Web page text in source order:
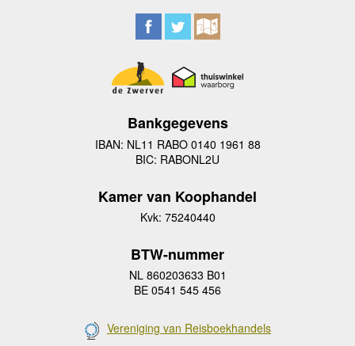
Bankgegevens
IBAN: NL11 RABO 0140 1961 88
BIC: RABONL2U
Kamer van Koophandel
Kvk: 75240440
BTW-nummer
NL 860203633 B01
BE 0541 545 456
Vereniging van Reisboekhandels